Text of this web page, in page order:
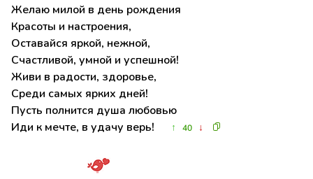
Желаю милой в день рождения
Красоты и настроения,
Оставайся яркой, нежной,
Счастливой, умной и успешной!
Живи в радости, здоровье,
Среди самых ярких дней!
Пусть полнится душа любовью
Иди к мечте, в удачу верь!
↑ 40 ↓